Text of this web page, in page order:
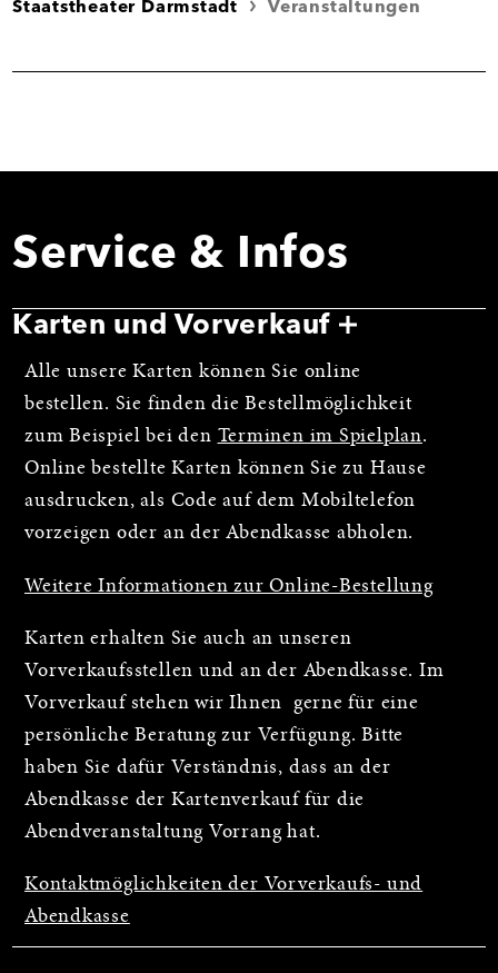
Staatstheater Darmstadt Veranstaltungen
Service & Infos
Karten und Vorverkauf
Alle unsere Karten können Sie online
bestellen. Sie finden die Bestellmöglichkeit
zum Beispiel bei den Terminen im Spielplan.
Online bestellte Karten können Sie zu Hause
ausdrucken, als Code auf dem Mobiltelefon
vorzeigen oder an der Abendkasse abholen.
Weitere Informationen zur Online-Bestellung
Karten erhalten Sie auch an unseren
Vorverkaufsstellen und an der Abendkasse. Im
Vorverkauf stehen wir Ihnen gerne für eine
persönliche Beratung zur Verfügung. Bitte
haben Sie dafür Verständnis, dass an der
Abendkasse der Kartenverkauf für die
Abendveranstaltung Vorrang hat.
Kontaktmöglichkeiten der Vorverkaufs- und
Abendkasse